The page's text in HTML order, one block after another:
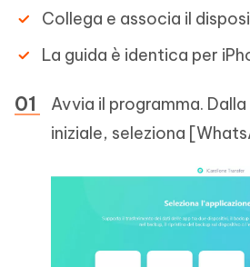
Collega e associa il
La guida è identica per
Avvia il programma.
iniziale, seleziona